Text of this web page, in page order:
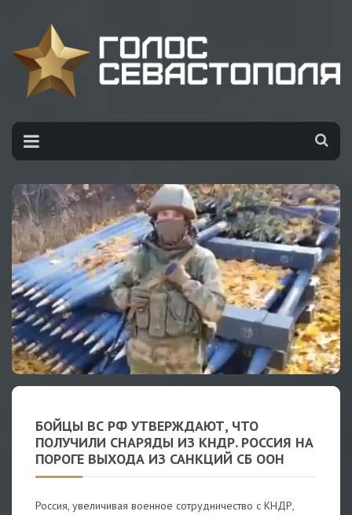
БОЙЦЫ ВС РФ УТВЕРЖДАЮТ, ЧТО
ПОЛУЧИЛИ СНАРЯДЫ ИЗ КНДР. РОССИЯ НА
ПОРОГЕ ВЫХОДА ИЗ САНКЦИЙ СБ ООН
Россия, увеличивая военное сотрудничество с КНДР,